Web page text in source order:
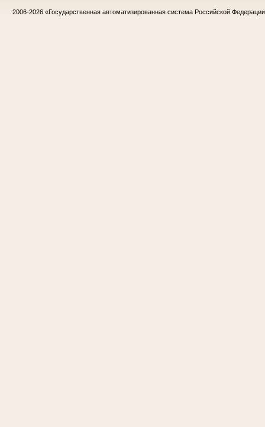
2006-2026 «Государственная автоматизированная система Российской